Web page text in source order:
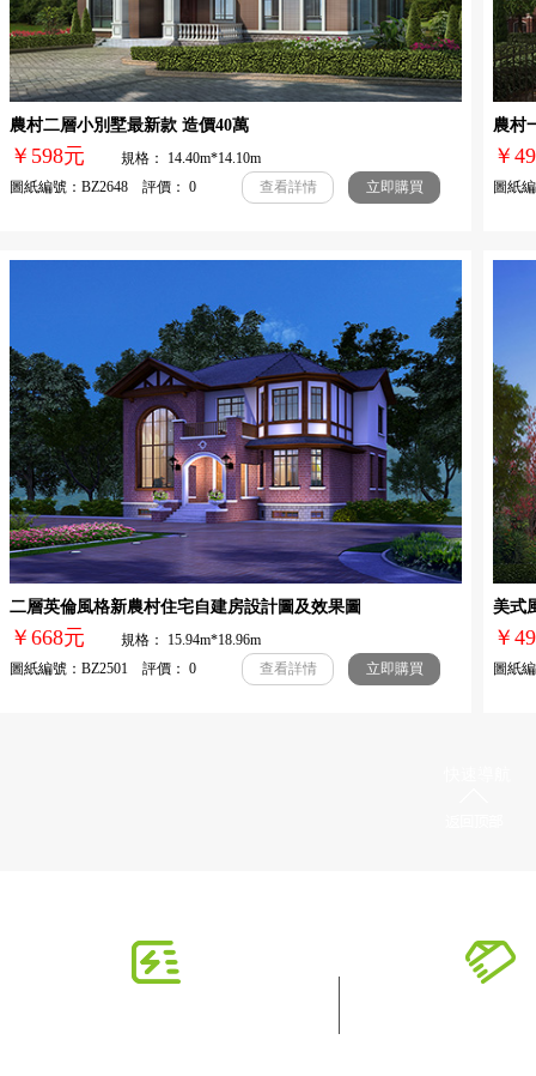
農村二層小別墅最新款 造價40萬
￥598元
規格： 14.40m*14.10m
圖紙編號：BZ2648 評價： 0
查看詳情 立即購買
農村
￥
圖紙編
二層英倫風格新農村住宅自建房設計圖及效果圖
￥668元
規格： 15.94m*18.96m
圖紙編號：BZ2501 評價： 0
查看詳情 立即購買
美式
￥
圖紙編